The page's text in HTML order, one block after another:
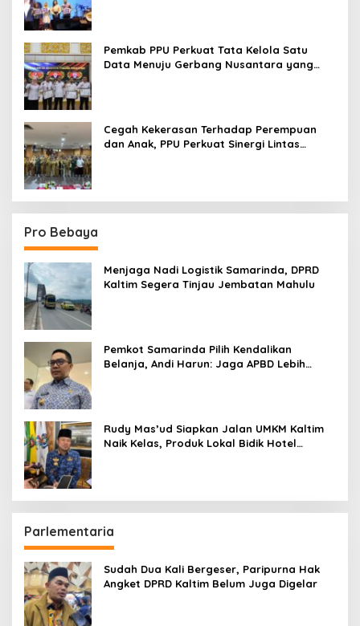
Pemkab PPU Perkuat Tata Kelola Satu
Data Menuju Gerbang Nusantara yang
Cegah Kekerasan Terhadap Perempuan
dan Anak, PPU Perkuat Sinergi Lintas
Pro Bebaya
Menjaga Nadi Logistik Samarinda, DPRD
Kaltim Segera Tinjau Jembatan Mahulu
Pemkot Samarinda Pilih Kendalikan
Belanja, Andi Harun: Jaga APBD Lebih
Rudy Mas’ud Siapkan Jalan UMKM Kaltim
Naik Kelas, Produk Lokal Bidik Hotel
Parlementaria
Sudah Dua Kali Bergeser, Paripurna Hak
Angket DPRD Kaltim Belum Juga Digelar